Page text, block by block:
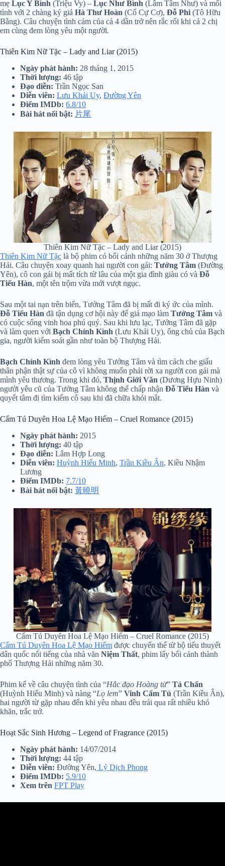
mẹ Lục Y Bình (Triệu Vy) – Lục Như Bình (Lâm Tâm Như) và mối
tình với 2 chàng ký giả Hà Thư Hoàn (Cổ Cự Cơ), Đỗ Phi (Tô Hữu
Bằng). Câu chuyện tình cảm của cả 4 dần trở nên rắc rối khi cả 2 chị
em cùng đem lòng yêu một người.
Thiên Kim Nữ Tặc – Lady and Liar (2015)
Ngày phát hành: 28 tháng 1, 2015
Thời lượng: 46 tập
Đạo diễn: Trần Ngọc San
Diễn viên: Lưu Khải Uy, Đường Yên
Điểm IMDb: 6.8/10
Bài hát nổi bật: 片尾
Thiên Kim Nữ Tặc – Lady and Liar (2015)
Thiên Kim Nữ Tặc là bộ phim có bối cảnh những năm 30 ở Thượng
Hải. Câu chuyện xoay quanh hai người con gái: Tưởng Tâm (Đường
Yên), cô con gái bị mất tích từ lâu của một gia đình giàu có và Đỗ
Tiểu Hàn, một tên trộm vừa mới vượt ngục.
Sau một tai nạn trên biển, Tưởng Tâm đã bị mất đi ký ức của mình.
Đỗ Tiểu Hàn đã tận dụng cơ hội này để giả mạo làm Tưởng Tâm và
có cuộc sống vinh hoa phú quý. Sau khi lưu lạc, Tưởng Tâm đã gặp
và làm quen với Bạch Chính Kình (Lưu Khải Uy), ông chủ của Bạch
gia, người kiểm soát gần như toàn bộ Thượng Hải.
Bạch Chính Kình đem lòng yêu Tưởng Tâm và tìm cách che giấu
thân phận thật sự của cô vì không muốn phải rời xa người con gái mà
mình yêu thương. Trong khi đó, Thịnh Giới Văn (Dương Hựu Ninh)
người yêu cũ của Tưởng Tâm không thể chấp nhận Đỗ Tiểu Hàn và
quyết tâm đi tìm kiếm cô sau khi đã chữa khỏi mắt.
Cẩm Tú Duyên Hoa Lệ Mạo Hiểm – Cruel Romance (2015)
Ngày phát hành: 2015
Thời lượng: 40 tập
Đạo diễn: Lâm Hợp Long
Diễn viên: Huỳnh Hiểu Minh, Trần Kiều Ân, Kiều Nhậm
Lương
Điểm IMDb: 7.7/10
Bài hát nổi bật: 黃曉明
Cẩm Tú Duyên Hoa Lệ Mạo Hiểm – Cruel Romance (2015)
Cẩm Tú Duyên Hoa Lệ Mạo Hiểm được chuyển thể từ bộ tiểu thuyết
dân quốc nổi tiếng của nhà văn Niệm Thất, phim lấy bối cảnh thành
phố Thượng Hải những năm 30.
Phim kể về câu chuyện tình của “Hắc đạo Hoàng tử” Tả Chấn
(Huỳnh Hiểu Minh) và nàng “Lọ lem” Vinh Cẩm Tú (Trần Kiều Ân),
hai người từ gặp nhau đến khi yêu nhau đều trải qua rất nhiều khó
khăn, trắc trở.
Hoạt Sắc Sinh Hương – Legend of Fragrance (2015)
Ngày phát hành: 14/07/2014
Thời lượng: 44 tập
Diễn viên: Đường Yên, Lý Dịch Phong
Điểm IMDb: 5.9/10
Xem trên FPT Play